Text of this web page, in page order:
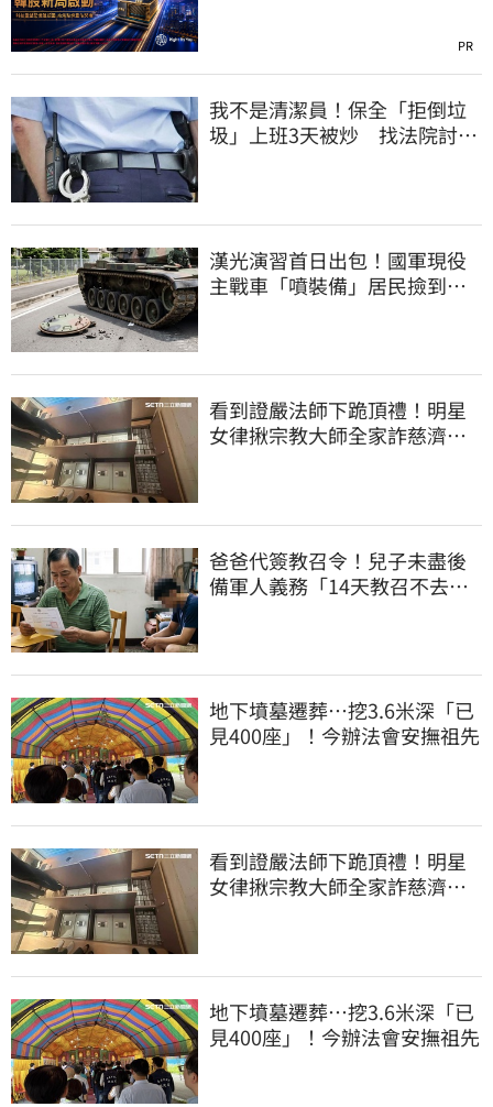
PR
我不是清潔員！保全「拒倒垃
圾」上班3天被炒 找法院討公
漢光演習首日出包！國軍現役
主戰車「噴裝備」居民撿到零
看到證嚴法師下跪頂禮！明星
女律揪宗教大師全家詐慈濟…
爸爸代簽教召令！兒子未盡後
備軍人義務「14天教召不去」
地下墳墓遷葬…挖3.6米深「已
見400座」！今辦法會安撫祖先
看到證嚴法師下跪頂禮！明星
女律揪宗教大師全家詐慈濟…
地下墳墓遷葬…挖3.6米深「已
見400座」！今辦法會安撫祖先